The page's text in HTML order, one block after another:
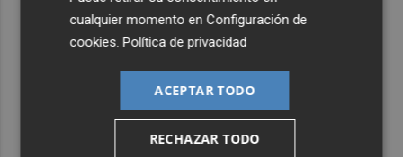
cualquier momento enConfiguración de
cookies .Política de privacidad
ACEPTAR TODO
RECHAZAR TODO